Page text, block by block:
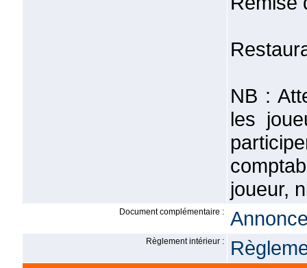
NB :
les
joueur,
Document complémentaire :
Règlement intérieur :